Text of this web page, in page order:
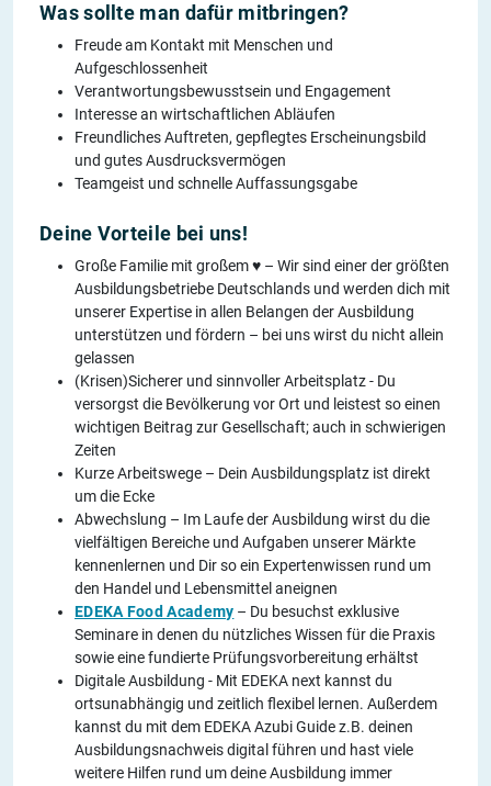
Was sollte man dafür mitbringen?
Freude am Kontakt mit Menschen und
Aufgeschlossenheit
Verantwortungsbewusstsein und Engagement
Interesse an wirtschaftlichen Abläufen
Freundliches Auftreten, gepflegtes Erscheinungsbild
und gutes Ausdrucksvermögen
Teamgeist und schnelle Auffassungsgabe
Deine Vorteile bei uns!
Große Familie mit großem ♥ – Wir sind einer der größten
Ausbildungsbetriebe Deutschlands und werden dich mit
unserer Expertise in allen Belangen der Ausbildung
unterstützen und fördern – bei uns wirst du nicht allein
gelassen
(Krisen)Sicherer und sinnvoller Arbeitsplatz - Du
versorgst die Bevölkerung vor Ort und leistest so einen
wichtigen Beitrag zur Gesellschaft; auch in schwierigen
Zeiten
Kurze Arbeitswege – Dein Ausbildungsplatz ist direkt
um die Ecke
Abwechslung – Im Laufe der Ausbildung wirst du die
vielfältigen Bereiche und Aufgaben unserer Märkte
kennenlernen und Dir so ein Expertenwissen rund um
den Handel und Lebensmittel aneignen
EDEKA Food Academy – Du besuchst exklusive
Seminare in denen du nützliches Wissen für die Praxis
sowie eine fundierte Prüfungsvorbereitung erhältst
Digitale Ausbildung - Mit EDEKA next kannst du
ortsunabhängig und zeitlich flexibel lernen. Außerdem
kannst du mit dem EDEKA Azubi Guide z.B. deinen
Ausbildungsnachweis digital führen und hast viele
weitere Hilfen rund um deine Ausbildung immer